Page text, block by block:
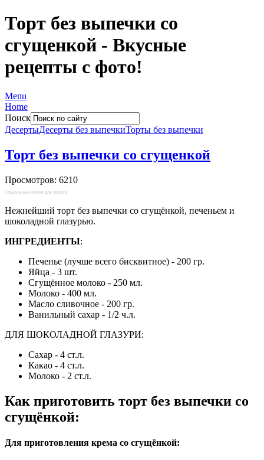
Торт без выпечки со
сгущенкой - Вкусные
рецепты с фото!
Menu
Home
Поиск
ДесертыДесерты без выпечкиТорты без выпечки
Торт без выпечки со сгущенкой
Просмотров: 6210
Социальные кнопки для Joomla
Нежнейший торт без выпечки со сгущёнкой, печеньем и
шоколадной глазурью.
ИНГРЕДИЕНТЫ:
Печенье (лучше всего бисквитное) - 200 гр.
Яйца - 3 шт.
Сгущённое молоко - 250 мл.
Молоко - 400 мл.
Масло сливочное - 200 гр.
Ванильный сахар - 1/2 ч.л.
ДЛЯ ШОКОЛАДНОЙ ГЛАЗУРИ:
Сахар - 4 ст.л.
Какао - 4 ст.л.
Молоко - 2 ст.л.
Как приготовить торт без выпечки со
сгущёнкой:
Для приготовления крема со сгущёнкой: